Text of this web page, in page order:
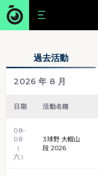
游泳 球賽
越野跑
過去活動
2026 年 8 月
日期 活動名稱
08-
08
（
六）
3球野 大帽山
段 2026